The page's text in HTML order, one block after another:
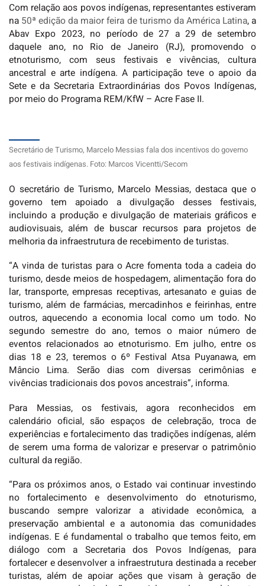
Com relação aos povos indígenas, representantes estiveram
na 50ª edição da maior feira de turismo da América Latina, a
Abav Expo 2023, no período de 27 a 29 de setembro
daquele ano, no Rio de Janeiro (RJ), promovendo o
etnoturismo, com seus festivais e vivências, cultura
ancestral e arte indígena. A participação teve o apoio da
Sete e da Secretaria Extraordinárias dos Povos Indígenas,
por meio do Programa REM/KfW – Acre Fase II.
Secretário de Turismo, Marcelo Messias fala dos incentivos do governo
aos festivais indígenas. Foto: Marcos Vicentti/Secom
O secretário de Turismo, Marcelo Messias, destaca que o
governo tem apoiado a divulgação desses festivais,
incluindo a produção e divulgação de materiais gráficos e
audiovisuais, além de buscar recursos para projetos de
melhoria da infraestrutura de recebimento de turistas.
“A vinda de turistas para o Acre fomenta toda a cadeia do
turismo, desde meios de hospedagem, alimentação fora do
lar, transporte, empresas receptivas, artesanato e guias de
turismo, além de farmácias, mercadinhos e feirinhas, entre
outros, aquecendo a economia local como um todo. No
segundo semestre do ano, temos o maior número de
eventos relacionados ao etnoturismo. Em julho, entre os
dias 18 e 23, teremos o 6º Festival Atsa Puyanawa, em
Mâncio Lima. Serão dias com diversas cerimônias e
vivências tradicionais dos povos ancestrais”, informa.
Para Messias, os festivais, agora reconhecidos em
calendário oficial, são espaços de celebração, troca de
experiências e fortalecimento das tradições indígenas, além
de serem uma forma de valorizar e preservar o patrimônio
cultural da região.
“Para os próximos anos, o Estado vai continuar investindo
no fortalecimento e desenvolvimento do etnoturismo,
buscando sempre valorizar a atividade econômica, a
preservação ambiental e a autonomia das comunidades
indígenas. E é fundamental o trabalho que temos feito, em
diálogo com a Secretaria dos Povos Indígenas, para
fortalecer e desenvolver a infraestrutura destinada a receber
turistas, além de apoiar ações que visam à geração de